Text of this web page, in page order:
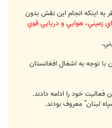
تصريح شده است و نظر به اينكه انجام اين نقش بدون
زميني، هوايي و دريايي قوي
توجه به اشغال افغانستان
فعاليت خود را ادامه دادند.